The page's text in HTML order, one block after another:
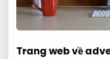
Trang web về